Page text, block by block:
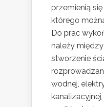
przemienią
którego
Do prac
należy
stworzenie
wodnej,